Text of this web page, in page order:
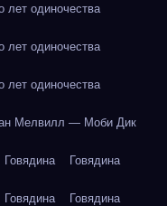
лет одиночества
лет одиночества
лет одиночества
Мелвилл — Моби Дик
Говядина Говядина
Говядина Говядина